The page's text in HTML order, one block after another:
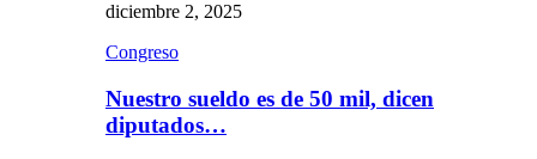
diciembre 2, 2025
Congreso
Nuestro sueldo es de 50 mil, dicen
diputados…